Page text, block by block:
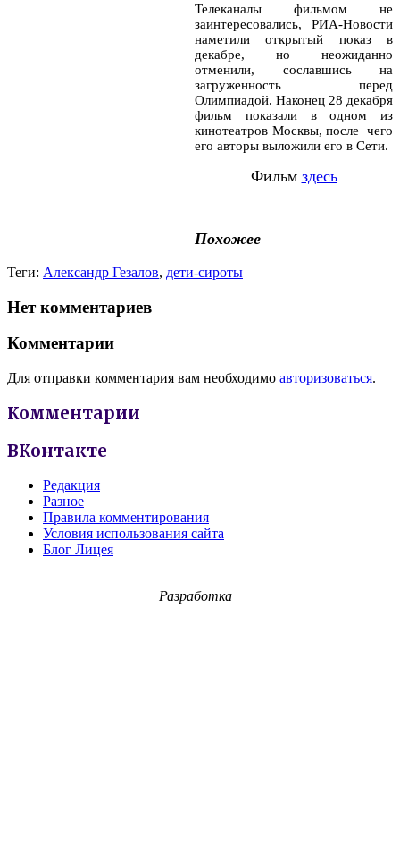
Телеканалы фильмом не
заинтересовались, РИА-Новости
наметили открытый показ в
декабре, но неожиданно
отменили, сославшись на
загруженность перед
Олимпиадой. Наконец 28 декабря
фильм показали в одном из
кинотеатров Москвы, после чего
его авторы выложили его в Сети.
Фильм здесь
Похожее
Теги: Александр Гезалов, дети-сироты
Нет комментариев
Комментарии
Для отправки комментария вам необходимо авторизоваться.
Комментарии
ВКонтакте
Редакция
Разное
Правила комментирования
Условия использования сайта
Блог Лицея
Разработка